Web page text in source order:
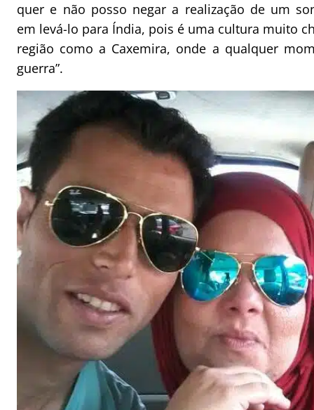
quer e não posso negar a realização de um
em levá-lo para Índia, pois é uma cultura muito
região como a Caxemira, onde a qualquer
guerra”.